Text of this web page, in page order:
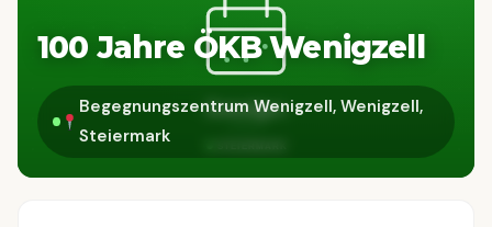
100 Jahre ÖKB Wenigzell
Begegnungszentrum Wenigzell, Wenigzell,
Steiermark